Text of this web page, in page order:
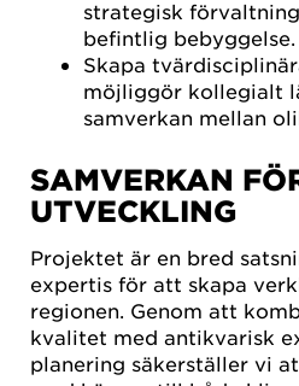
strategisk
befintlig bebyggelse.
Skapa
möjliggör kollegialt
samverkan mellan
SAMVERKAN
UTVECKLING
Projektet är en bred
expertis för att skapa
regionen. Genom att
kvalitet med antikvarisk
planering säkerställer vi